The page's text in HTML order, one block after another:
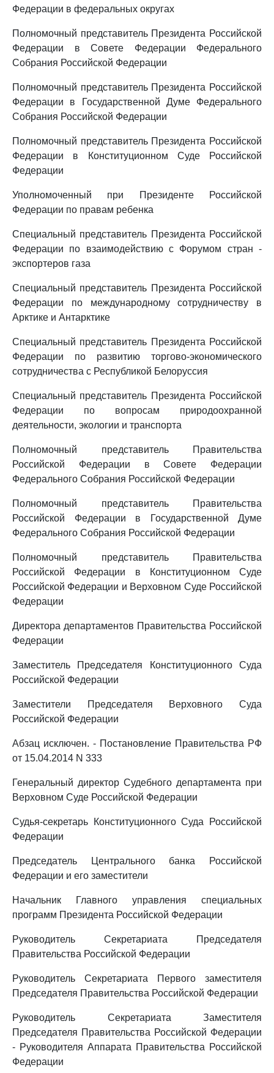
Федерации в федеральных округах
Полномочный представитель Президента Российской
Федерации в Совете Федерации Федерального
Собрания Российской Федерации
Полномочный представитель Президента Российской
Федерации в Государственной Думе Федерального
Собрания Российской Федерации
Полномочный представитель Президента Российской
Федерации в Конституционном Суде Российской
Федерации
Уполномоченный при Президенте Российской
Федерации по правам ребенка
Специальный представитель Президента Российской
Федерации по взаимодействию с Форумом стран -
экспортеров газа
Специальный представитель Президента Российской
Федерации по международному сотрудничеству в
Арктике и Антарктике
Специальный представитель Президента Российской
Федерации по развитию торгово-экономического
сотрудничества с Республикой Белоруссия
Специальный представитель Президента Российской
Федерации по вопросам природоохранной
деятельности, экологии и транспорта
Полномочный представитель Правительства
Российской Федерации в Совете Федерации
Федерального Собрания Российской Федерации
Полномочный представитель Правительства
Российской Федерации в Государственной Думе
Федерального Собрания Российской Федерации
Полномочный представитель Правительства
Российской Федерации в Конституционном Суде
Российской Федерации и Верховном Суде Российской
Федерации
Директора департаментов Правительства Российской
Федерации
Заместитель Председателя Конституционного Суда
Российской Федерации
Заместители Председателя Верховного Суда
Российской Федерации
Абзац исключен. - Постановление Правительства РФ
от 15.04.2014 N 333
Генеральный директор Судебного департамента при
Верховном Суде Российской Федерации
Судья-секретарь Конституционного Суда Российской
Федерации
Председатель Центрального банка Российской
Федерации и его заместители
Начальник Главного управления специальных
программ Президента Российской Федерации
Руководитель Секретариата Председателя
Правительства Российской Федерации
Руководитель Секретариата Первого заместителя
Председателя Правительства Российской Федерации
Руководитель Секретариата Заместителя
Председателя Правительства Российской Федерации
- Руководителя Аппарата Правительства Российской
Федерации